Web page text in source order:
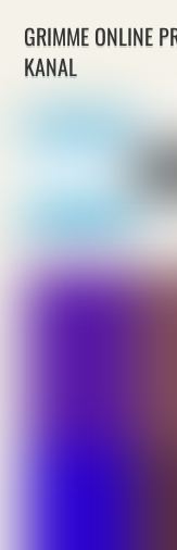
GRIMME ONLINE
KANAL